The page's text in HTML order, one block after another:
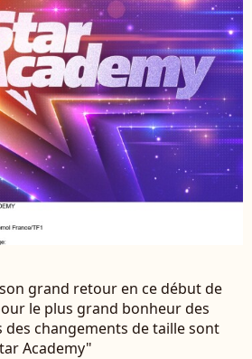
grand retour en ce début de
le plus grand bonheur des
changements de taille sont
Academy"